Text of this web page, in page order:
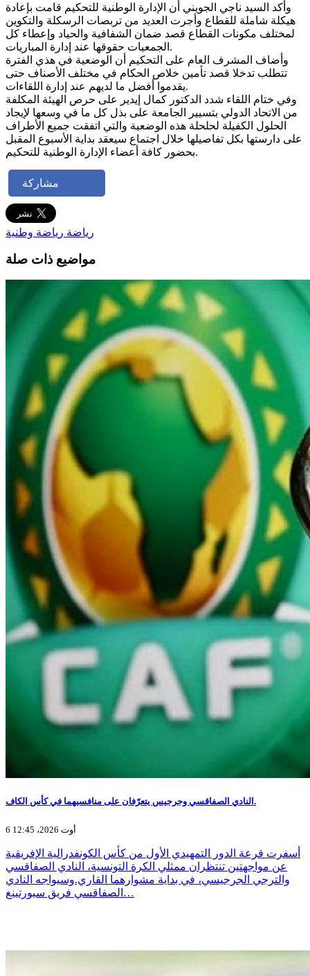
وأكد السيد ناجي الجويني أن الإدارة الوطنية للتحكيم قامت بإعادة
هيكلة شاملة للقطاع وأجرت العديد من تربصات الرسكلة والتكوين
لمختلف مكونات القطاع قصد ضمان الشفافية والحياد وإعطاء كل
الجمعيات حقوقها عند إدارة المباريات.
وأضاف المشرف العام على التحكيم أن الوضعية في هذي الفترة
تتطلب تدخلا قصد تأمين خلاص الحكام في مختلف الأصناف حتى
يقدموا أفضل ما لديهم عند إدارة اللقاءات.
وفي ختام اللقاء شدد الدكتور كمال إيدير على حرص الهيئة المكلفة
من الاتحاد الدولي بتسيير الجامعة على بذل كل ما في وسعها لإيجاد
الحلول الكفيلة لحلحلة هذه الوضعية والتي اتفقت جميع الأطراف
على دارستها بكل تفاصيلها خلال اجتماع سيعقد بداية الأسبوع المقبل
بحضور كافة أعضاء الإدارة الوطنية للتحكيم.
مشاركة
رياضة رياضة وطنية
مواضيع ذات صلة
النادي الصفاقسي وجرجيس يتعرّفان على منافسيهما في كأس الكاف.
6 أوت 2026، 12:45
أسفرت قرعة الدور التمهيدي الأول من كأس الكونفدرالية الإفريقية
عن مواجهتين تنتظران ممثلي الكرة التونسية، النادي الصفاقسي
والترجي الجرجيسي، في بداية مشوارهما القاري.وسيواجه النادي
الصفاقسي فريق سبورتينغ…